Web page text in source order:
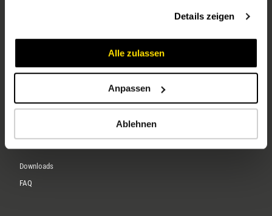
Details zeigen
Alle zulassen
Anpassen
Ablehnen
Karriere
Downloads
FAQ